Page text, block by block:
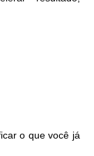
o que você já